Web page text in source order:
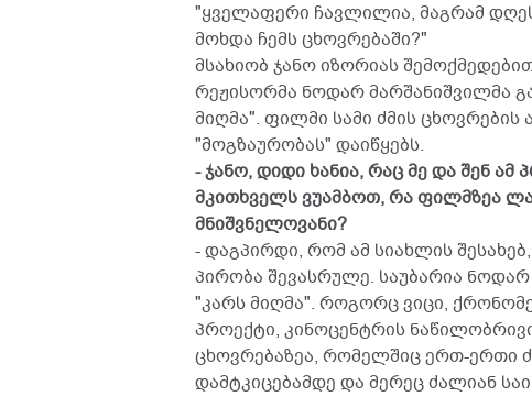
"ყველაფერი ჩავლილია, მაგრამ
მოხდა ჩემს ცხოვრებაში?"
მსახიობ ჯანო იზორიას
რეჟისორმა ნოდარ მარშანიშვილმა
მიღმა". ფილმი სამი ძმის
"მოგზაურობას" დაიწყებს.
- ჯანო, დიდი ხანია, რაც მე და შენ ამ
მკითხველს ვუამბოთ, რა ფილმზეა
მნიშვნელოვანი?
- დაგპირდი, რომ ამ სიახლის
პირობა შევასრულე. საუბარია
"კარს მიღმა". როგორც ვიცი,
პროექტი, კინოცენტრის
ცხოვრებაზეა, რომელშიც ერთ-ერთი
დამტკიცებამდე და მერეც ძალიან